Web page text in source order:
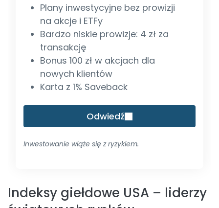
Plany inwestycyjne bez prowizji
na akcje i ETFy
Bardzo niskie prowizje: 4 zł za
transakcję
Bonus 100 zł w akcjach dla
nowych klientów
Karta z 1% Saveback
Odwiedź
Inwestowanie wiąże się z ryzykiem.
Indeksy giełdowe USA – liderzy